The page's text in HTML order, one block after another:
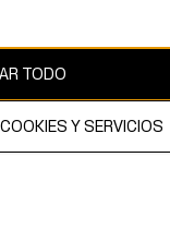
TODO
Y SERVICIOS